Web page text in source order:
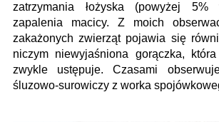
zatrzymania łożyska (powyżej
zapalenia macicy. Z moich
zakażonych zwierząt pojawia się
niczym niewyjaśniona gorączka,
zwykle ustępuje. Czasami
śluzowo-surowiczy z worka